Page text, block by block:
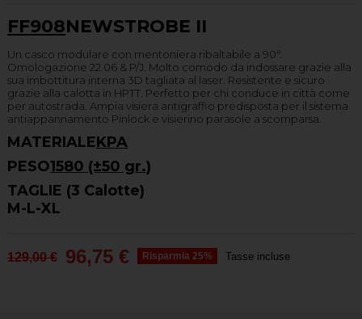
FF908NEWSTROBE II
Un casco modulare con mentoniera ribaltabile a 90°.
Omologazione 22.06 & P/J. Molto comodo da indossare grazie alla
sua imbottitura interna 3D tagliata al laser. Resistente e sicuro
grazie alla calotta in HPTT. Perfetto per chi conduce in città come
per autostrada. Ampia visiera antigraffio predisposta per il sistema
antiappannamento Pinlock e visierino parasole a scomparsa.
MATERIALEKPA
PESO1580 (±50 gr.)
TAGLIE (3 Calotte)
M-L-XL
129,00 € 96,75 € Risparmia 25% Tasse incluse